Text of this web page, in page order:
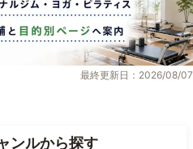
最終更新日：2026/08/07
ンルから探す